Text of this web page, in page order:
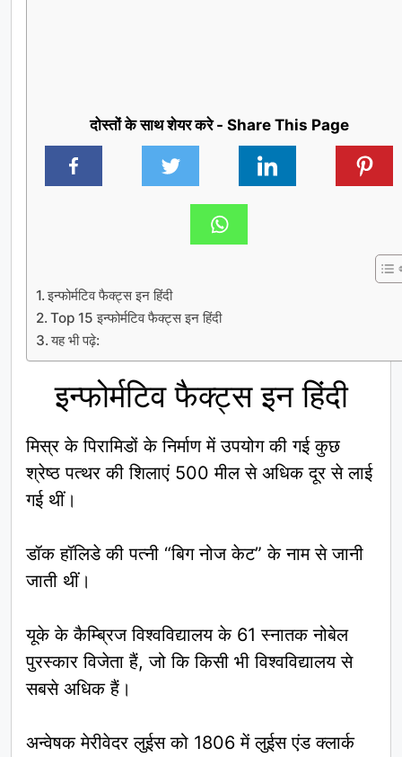
दोस्तों के साथ शेयर करे - Share This Page
इन्फोर्मटिव फैक्ट्स इन हिंदी
Top 15 इन्फोर्मटिव फैक्ट्स इन हिंदी
यह भी पढ़े:
इन्फोर्मटिव फैक्ट्स इन हिंदी
मिस्र के पिरामिडों के निर्माण में उपयोग की गई कुछ
श्रेष्ठ पत्थर की शिलाएं 500 मील से अधिक दूर से लाई
गई थीं।
डॉक हॉलिडे की पत्नी “बिग नोज केट” के नाम से जानी
जाती थीं।
यूके के कैम्ब्रिज विश्वविद्यालय के 61 स्नातक नोबेल
पुरस्कार विजेता हैं, जो कि किसी भी विश्वविद्यालय से
सबसे अधिक हैं।
अन्वेषक मेरीवेदर लुईस को 1806 में लुईस एंड क्लार्क